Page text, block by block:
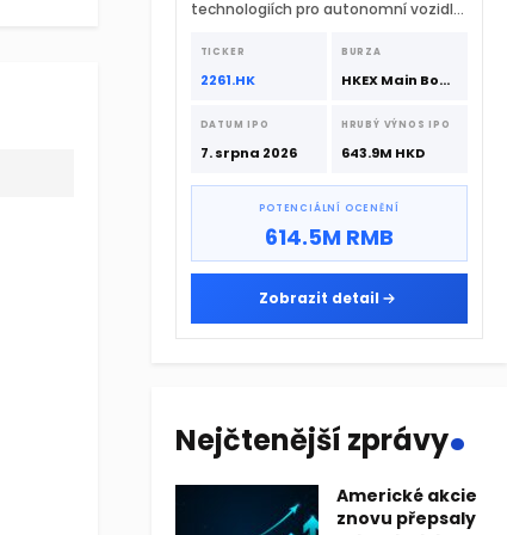
technologiích pro autonomní vozidla
srpna 2026 s podporou CATL a
Hillhouse Investment.
TICKER
2261.HK
BURZA
HKEX Main Board
DATUM IPO
7. srpna 2026
HRUBÝ VÝNOS IPO
643.9M HKD
POTENCIÁLNÍ OCENĚNÍ
614.5M RMB
Zobrazit detail
Nejčtenější zprávy.
Americké akcie
znovu přepsaly